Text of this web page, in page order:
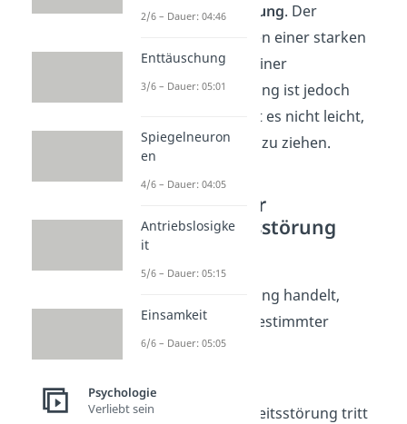
Persönlichkeitsstörung. Der
Unterschied zwischen einer starken
Persönlichkeit und einer
Persönlichkeitsstörung ist jedoch
fließend. Dadurch ist es nicht leicht,
eine klare Trennung zu ziehen.
Merkmale einer
Persönlichkeitsstörung
Ob es sich um eine
Persönlichkeitsstörung handelt,
kannst du anhand bestimmter
Kriterienerkennen:
Dauer
Eine Persönlichkeitsstörung tritt
2/6 – Dauer: 04:46
Enttäuschung
3/6 – Dauer: 05:01
Spiegelneuron
en
4/6 – Dauer: 04:05
Antriebslosigke
it
5/6 – Dauer: 05:15
Einsamkeit
6/6 – Dauer: 05:05
Psychologie
Verliebt sein